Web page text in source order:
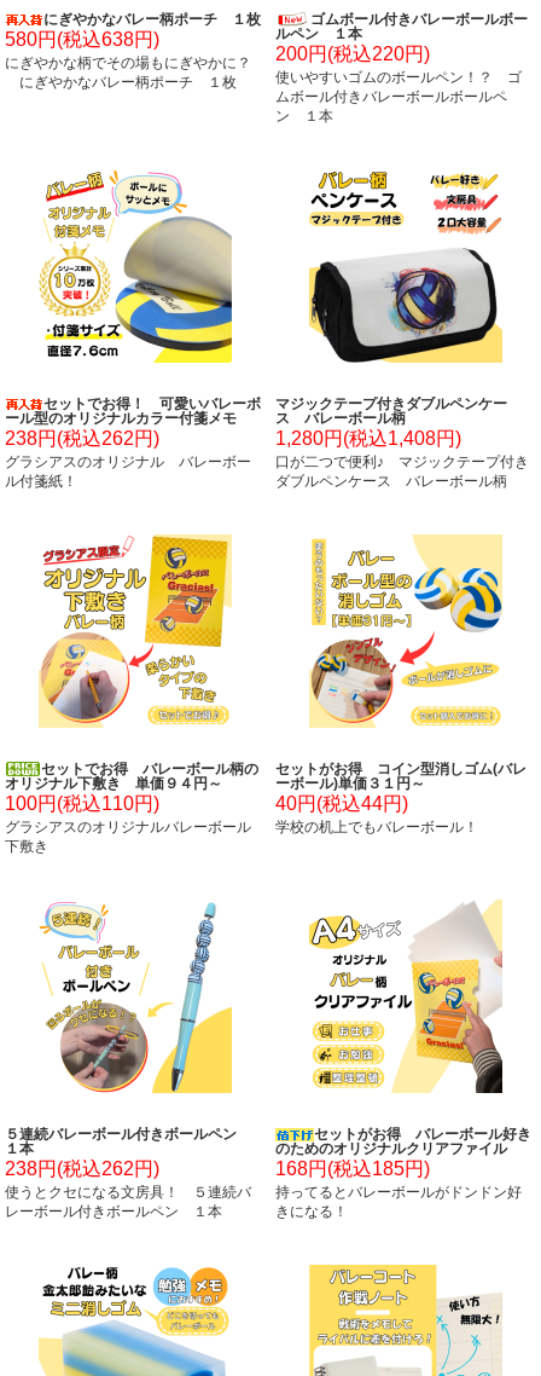
にぎやかなバレー柄ポーチ １枚
580円(税込638円)
にぎやかな柄でその場もにぎやかに？
にぎやかなバレー柄ポーチ １枚
ゴムボール付きバレーボールボー
ルペン １本
200円(税込220円)
使いやすいゴムのボールペン！？ ゴ
ムボール付きバレーボールボールペ
ン １本
セットでお得！ 可愛いバレーボ
ール型のオリジナルカラー付箋メモ
約４８枚 単価２２４円～
238円(税込262円)
グラシアスのオリジナル バレーボー
ル付箋紙！
マジックテープ付きダブルペンケー
ス バレーボール柄
1,280円(税込1,408円)
口が二つで便利♪ マジックテープ付き
ダブルペンケース バレーボール柄
セットでお得 バレーボール柄の
オリジナル下敷き 単価９４円～
100円(税込110円)
グラシアスのオリジナルバレーボール
下敷き
セットがお得 コイン型消しゴム(バレ
ーボール)単価３１円～
40円(税込44円)
学校の机上でもバレーボール！
５連続バレーボール付きボールペン
１本
238円(税込262円)
使うとクセになる文房具！ ５連続バ
レーボール付きボールペン １本
セットがお得 バレーボール好き
のためのオリジナルクリアファイル
単価１５８円～
168円(税込185円)
持ってるとバレーボールがドンドン好
きになる！